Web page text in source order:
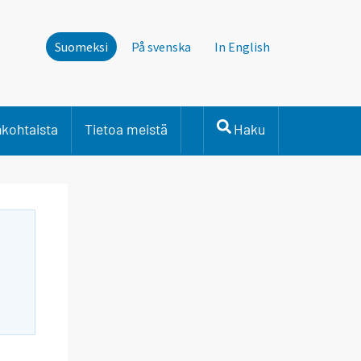
Suomeksi På svenska In English
Tietoa meistä Haku